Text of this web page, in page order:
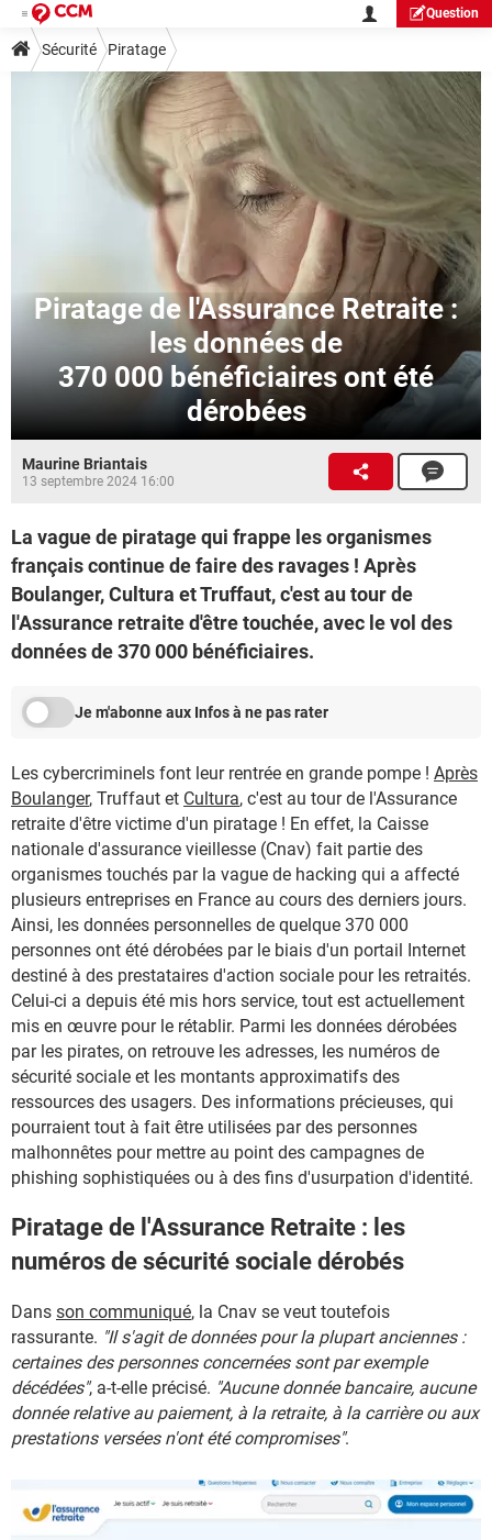
Question
Sécurité Piratage
Piratage de l'Assurance Retraite :
les données de
370 000 bénéficiaires ont été
dérobées
Maurine Briantais
13 septembre 2024 16:00
La vague de piratage qui frappe les organismes
français continue de faire des ravages ! Après
Boulanger, Cultura et Truffaut, c'est au tour de
l'Assurance retraite d'être touchée, avec le vol des
données de 370 000 bénéficiaires.
Je m'abonne aux Infos à ne pas rater
Les cybercriminels font leur rentrée en grande pompe ! Après
Boulanger, Truffaut et Cultura, c'est au tour de l'Assurance
retraite d'être victime d'un piratage ! En effet, la Caisse
nationale d'assurance vieillesse (Cnav) fait partie des
organismes touchés par la vague de hacking qui a affecté
plusieurs entreprises en France au cours des derniers jours.
Ainsi, les données personnelles de quelque 370 000
personnes ont été dérobées par le biais d'un portail Internet
destiné à des prestataires d'action sociale pour les retraités.
Celui-ci a depuis été mis hors service, tout est actuellement
mis en œuvre pour le rétablir. Parmi les données dérobées
par les pirates, on retrouve les adresses, les numéros de
sécurité sociale et les montants approximatifs des
ressources des usagers. Des informations précieuses, qui
pourraient tout à fait être utilisées par des personnes
malhonnêtes pour mettre au point des campagnes de
phishing sophistiquées ou à des fins d'usurpation d'identité.
Piratage de l'Assurance Retraite : les
numéros de sécurité sociale dérobés
Dans son communiqué, la Cnav se veut toutefois
rassurante. "Il s'agit de données pour la plupart anciennes :
certaines des personnes concernées sont par exemple
décédées", a-t-elle précisé. "Aucune donnée bancaire, aucune
donnée relative au paiement, à la retraite, à la carrière ou aux
prestations versées n'ont été compromises".